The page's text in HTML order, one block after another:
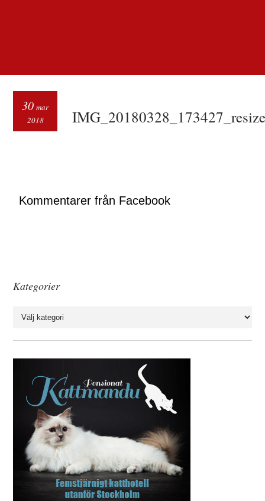
30 mar
2018
Kommentarer från Facebook
Kategorier